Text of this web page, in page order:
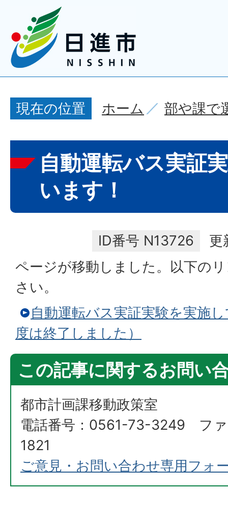
現在の位置 ホーム 部や課で
自動運転バス実証
います！
ID番号 N13726
更
ページが移動しました。以下の
さい。
自動運転バス実証実験を実施
度は終了しました）
この記事に関するお問い
都市計画課移動政策室
電話番号：0561-73-3249 フ
1821
ご意見・お問い合わせ専用フォ